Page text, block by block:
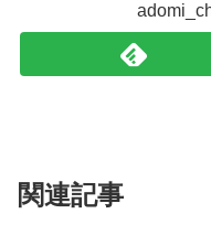
関連記事